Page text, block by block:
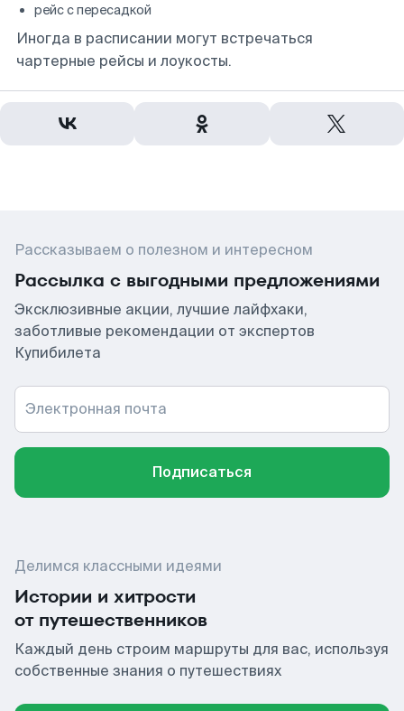
рейс с пересадкой
Иногда в расписании могут встречаться
чартерные рейсы и лоукосты.
Рассказываем о полезном и интересном
Рассылка с выгодными предложениями
Эксклюзивные акции, лучшие лайфхаки,
заботливые рекомендации от экспертов
Купибилета
Электронная почта
Подписаться
Делимся классными идеями
Истории и хитрости
от путешественников
Каждый день строим маршруты для вас, используя
собственные знания о путешествиях